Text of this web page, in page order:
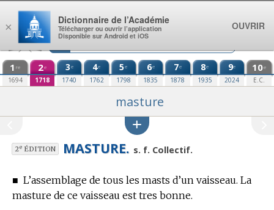
Aller au contenu
1 re
1694
2e
1718
3e
1740
4e
1762
5e
1798
6e
1835
7e
1878
8e
1935
9e
2024
10e
E.C.
masture
2eÉDITION MASTURE. s. f. Collectif.
■ L’assemblage de tous les masts d’un vaisseau. La
masture de ce vaisseau est tres bonne.
×
Dictionnaire de l’Académie
Télécharger ou ouvrir l’application
Disponible sur Android et iOS
OUVRIR